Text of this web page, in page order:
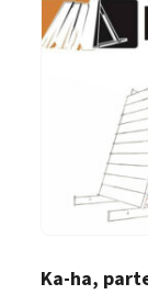
Ka-ha,